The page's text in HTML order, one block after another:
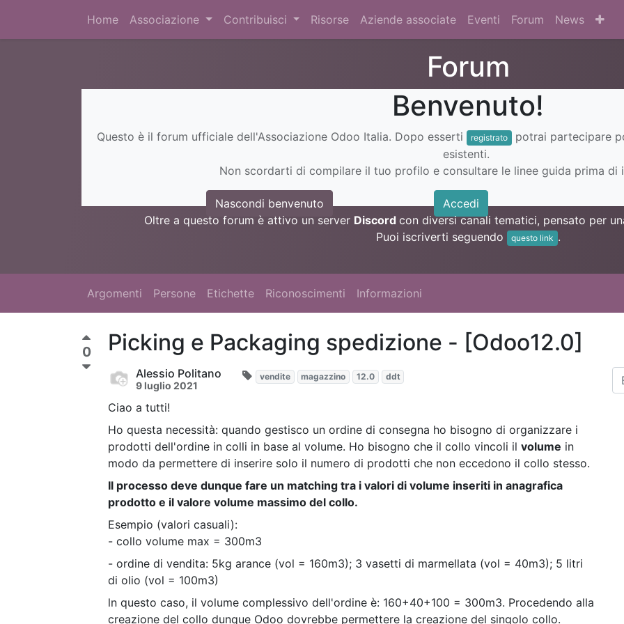
Home Associazione Contribuisci Risorse Aziende associate Eventi Forum News
Forum
Benvenuto!
Questo è il forum ufficiale dell'Associazione Odoo Italia. Dopo esserti registrato
potrai partecipare
esistenti.
Non scordarti di compilare il tuo profilo e consultare le linee guida prima di
Nascondi benvenuto Accedi
Oltre a questo forum è attivo un server Discord con diversi canali tematici, pensato per
Puoi iscriverti seguendo
questo link .
Argomenti Persone Etichette Riconoscimenti Informazioni
0 Picking e Packaging spedizione - [Odoo12.0]
Alessio Politano
9 luglio 2021
vendite magazzino 12.0 ddt
Ciao a tutti!
Ho questa necessità: quando gestisco un ordine di consegna ho bisogno di organizzare i
prodotti dell'ordine in colli in base al volume. Ho bisogno che il collo vincoli il volume in
modo da permettere di inserire solo il numero di prodotti che non eccedono il collo stesso.
Il processo deve dunque fare un matching tra i valori di volume inseriti in anagrafica
prodotto e il valore volume massimo del collo.
Esempio (valori casuali):
- collo volume max = 300m3
- ordine di vendita: 5kg arance (vol = 160m3); 3 vasetti di marmellata (vol = 40m3); 5 litri
di olio (vol = 100m3)
ln questo caso, il volume complessivo dell'ordine è: 160+40+100 = 300m3. Procedendo alla
creazione del collo dunque Odoo dovrebbe permettere la creazione del singolo collo.